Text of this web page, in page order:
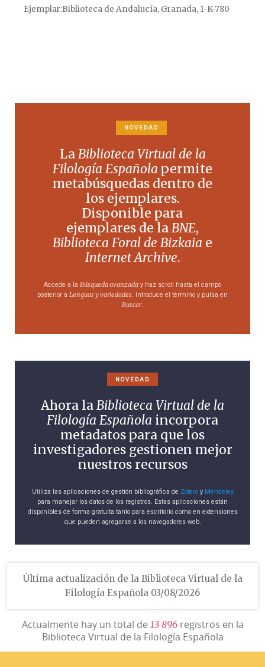
Ejemplar Biblioteca de Andalucía, Granada, 1-K-780
NOVEDAD
LaBiblioteca Virtual de la
Filología Española permite
metabúsquedas dentro de
los ejemplares.
Disponible para
ejemplares de laBNE,
Biblioteca Foral de Bizkaia e
Internet Archive.
Accede a la Búsqueda avanzada y haz scroll hasta el campo
posterior a Lenguas y variedades. Introduce el término y pulsa en
Buscar.
NOVEDAD
Ahora laBiblioteca Virtual de la
Filología Española incorpora
metadatos para que los
investigadores gestionen mejor
nuestros recursos
Utiliza las aplicaciones de gestión bibliográfica de Zoteroy Mendeley
para manejar los datos de los registros. Estas aplicaciones están
disponibles de forma gratuita tanto para escritorio como en extensiones
que pueden agregarse a los navegadores web.
Última actualización de la Biblioteca Virtual de la
Filología Española 03/08/2026
Actualmente hay un total de 13 896registros en la
Biblioteca Virtual de la Filología Española